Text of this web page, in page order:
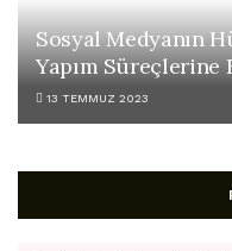
Sosyal Medyanın
Yapım Süreçlerine
13 TEMMUZ 2023